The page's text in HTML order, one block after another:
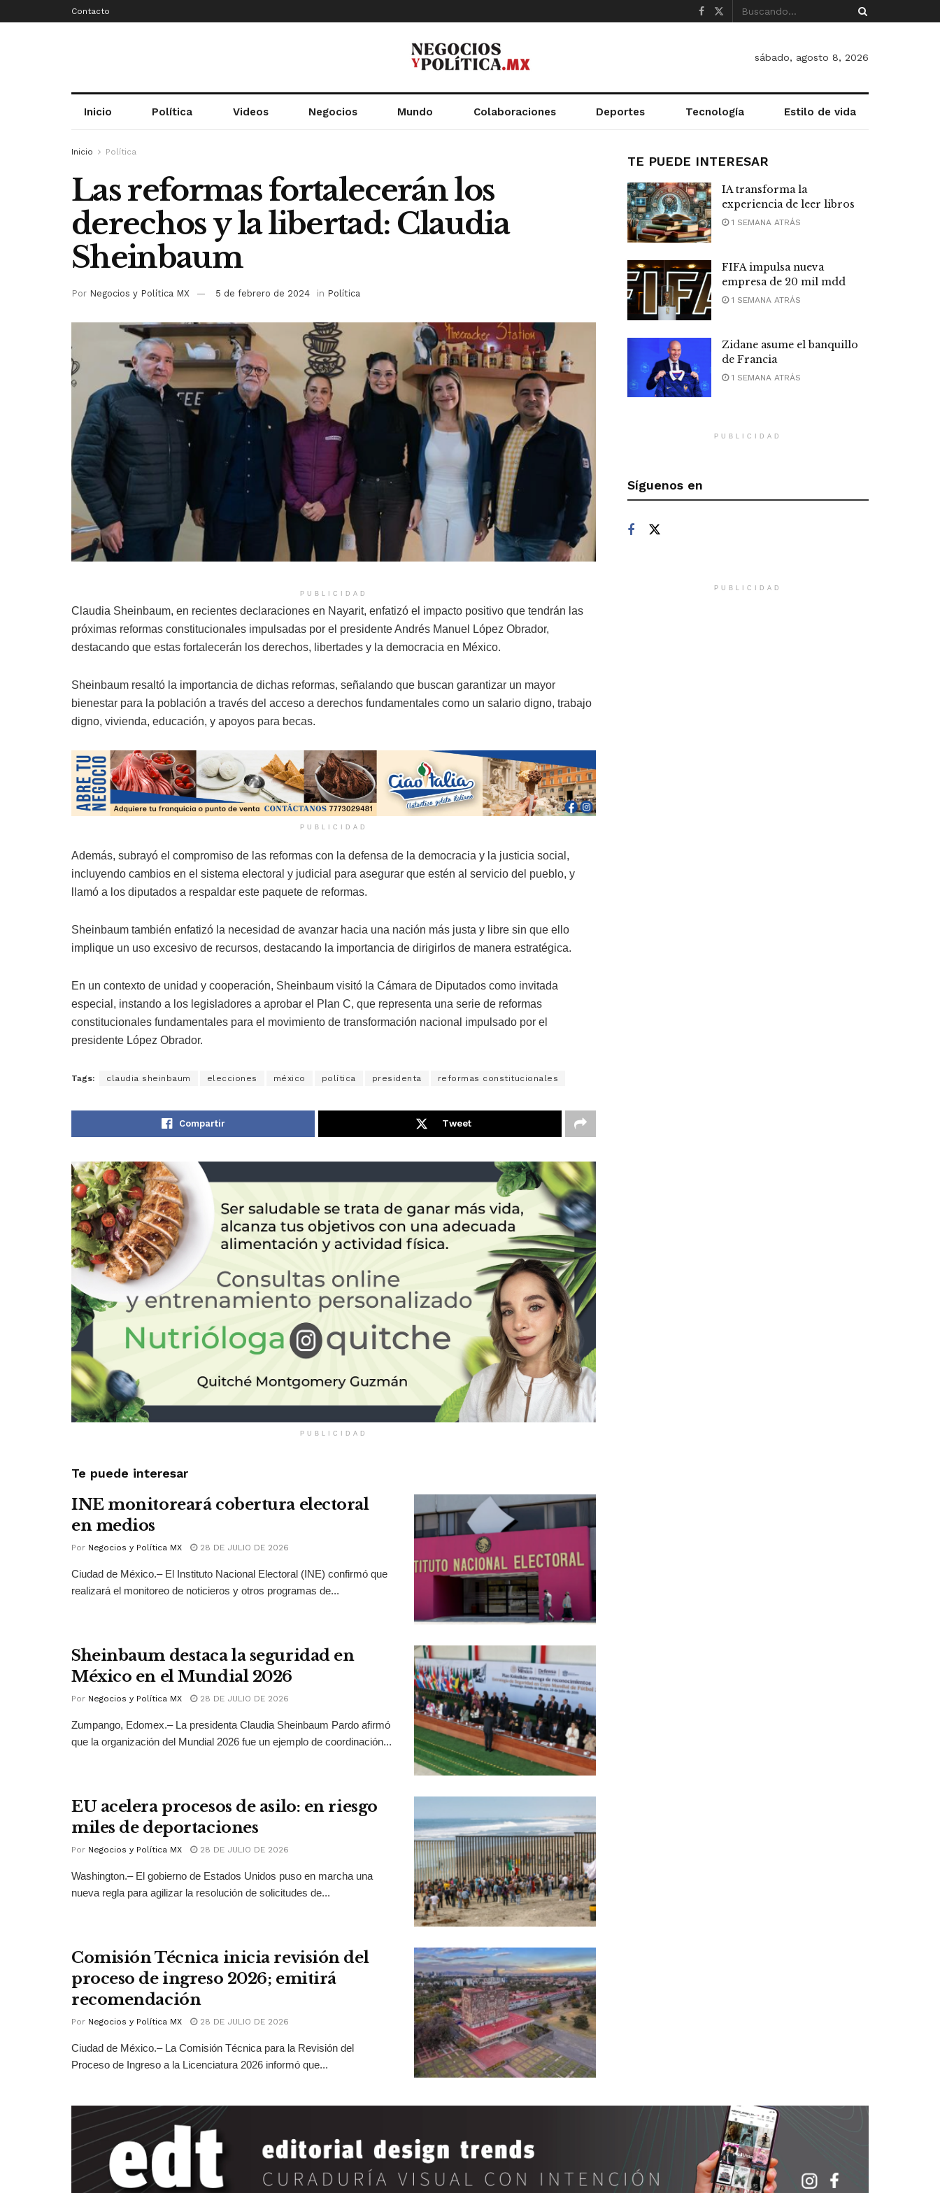
Contacto
sábado, agosto 8, 2026
Inicio Política Videos Negocios Mundo Colaboraciones Deportes Tecnología Estilo de vida
Inicio Política
Las reformas fortalecerán los
derechos y la libertad: Claudia
Sheinbaum
Por Negocios y Política MX 5 de febrero de 2024 in Política
PUBLICIDAD
Claudia Sheinbaum, en recientes declaraciones en Nayarit, enfatizó el impacto positivo que tendrán las
próximas reformas constitucionales impulsadas por el presidente Andrés Manuel López Obrador,
destacando que estas fortalecerán los derechos, libertades y la democracia en México.
Sheinbaum resaltó la importancia de dichas reformas, señalando que buscan garantizar un mayor
bienestar para la población a través del acceso a derechos fundamentales como un salario digno, trabajo
digno, vivienda, educación, y apoyos para becas.
PUBLICIDAD
Además, subrayó el compromiso de las reformas con la defensa de la democracia y la justicia social,
incluyendo cambios en el sistema electoral y judicial para asegurar que estén al servicio del pueblo, y
llamó a los diputados a respaldar este paquete de reformas.
Sheinbaum también enfatizó la necesidad de avanzar hacia una nación más justa y libre sin que ello
implique un uso excesivo de recursos, destacando la importancia de dirigirlos de manera estratégica.
En un contexto de unidad y cooperación, Sheinbaum visitó la Cámara de Diputados como invitada
especial, instando a los legisladores a aprobar el Plan C, que representa una serie de reformas
constitucionales fundamentales para el movimiento de transformación nacional impulsado por el
presidente López Obrador.
Tags: claudia sheinbaum elecciones méxico política presidenta reformas constitucionales
Compartir Tweet
PUBLICIDAD
Te puede interesar
INE monitoreará cobertura electoral
en medios
Por Negocios y Política MX 28 DE JULIO DE 2026
Ciudad de México.– El Instituto Nacional Electoral (INE) confirmó que
realizará el monitoreo de noticieros y otros programas de...
Sheinbaum destaca la seguridad en
México en el Mundial 2026
Por Negocios y Política MX 28 DE JULIO DE 2026
Zumpango, Edomex.– La presidenta Claudia Sheinbaum Pardo afirmó
que la organización del Mundial 2026 fue un ejemplo de coordinación...
EU acelera procesos de asilo: en riesgo
miles de deportaciones
Por Negocios y Política MX 28 DE JULIO DE 2026
Washington.– El gobierno de Estados Unidos puso en marcha una
nueva regla para agilizar la resolución de solicitudes de...
Comisión Técnica inicia revisión del
proceso de ingreso 2026; emitirá
recomendación
Por Negocios y Política MX 28 DE JULIO DE 2026
Ciudad de México.– La Comisión Técnica para la Revisión del
Proceso de Ingreso a la Licenciatura 2026 informó que...
TE PUEDE INTERESAR
IA transforma la
experiencia de leer libros
1 SEMANA ATRÁS
FIFA impulsa nueva
empresa de 20 mil mdd
1 SEMANA ATRÁS
Zidane asume el banquillo
de Francia
1 SEMANA ATRÁS
PUBLICIDAD
Síguenos en
PUBLICIDAD